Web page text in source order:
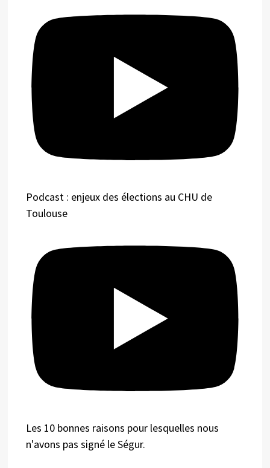
Podcast : enjeux des élections au CHU de
Toulouse
Les 10 bonnes raisons pour lesquelles nous
n'avons pas signé le Ségur.